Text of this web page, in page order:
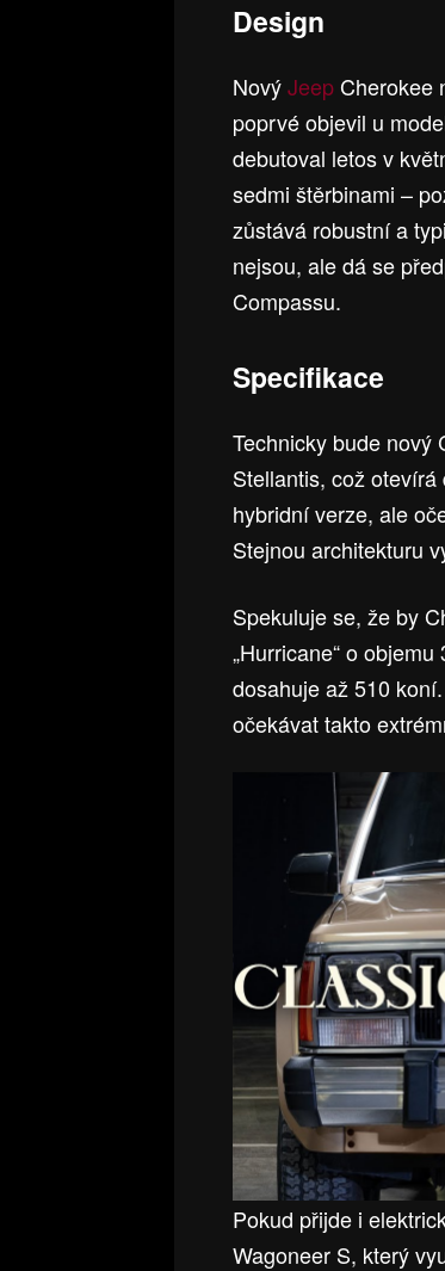
Design
NovýJeep Cherokee
poprvé objevil u
debutoval letos v
sedmi štěrbinami –
zůstává robustní a
nejsou, ale dá se
Compassu.
Specifikace
Technicky bude nový
Stellantis, což
hybridní verze, ale
Stejnou architekturu
Spekuluje se, že by
„Hurricane“ o
dosahuje až 510
očekávat takto
Pokud přijde i
Wagoneer S, který